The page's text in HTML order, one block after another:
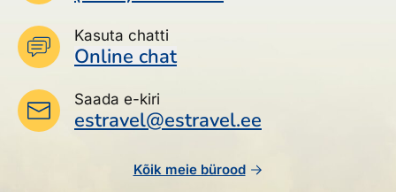
Kasuta chatti
Online chat
Saada e-kiri
estravel@estravel.ee
Kõik meie bürood